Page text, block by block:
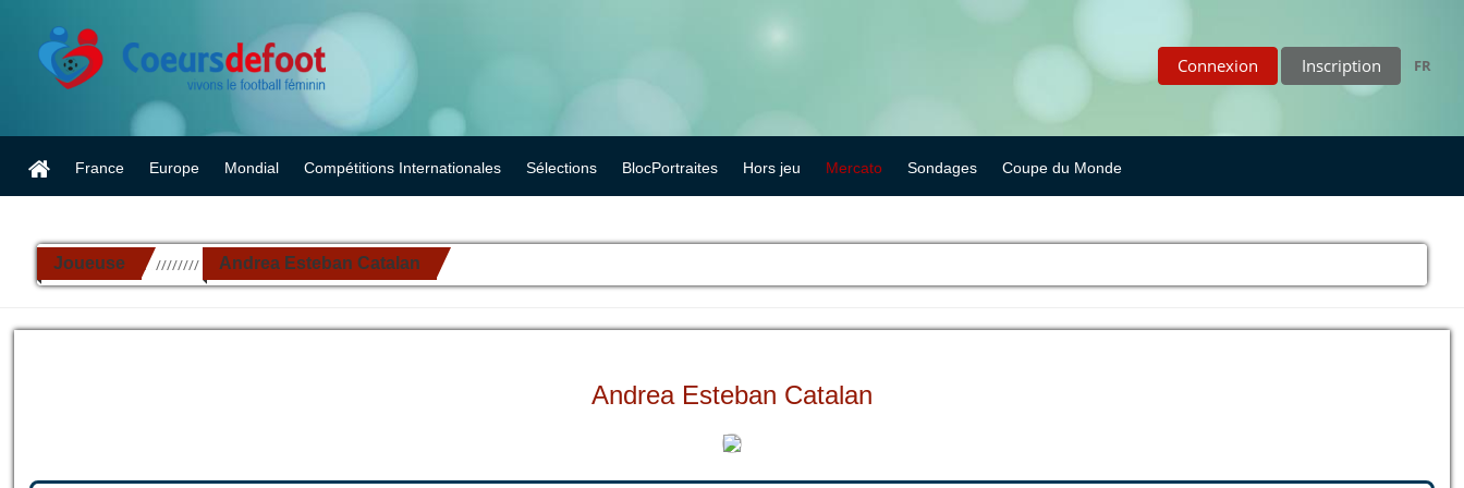
Connexion Inscription FR
France Europe Mondial Compétitions Internationales Sélections BlocPortraites Hors jeu Mercato Sondages Coupe du Monde
Joueuse ////////// Andrea Esteban Catalan
Andrea Esteban Catalan